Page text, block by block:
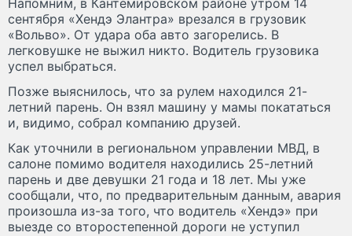
Напомним, в Кантемировском районе утром 14
сентября «Хендэ Элантра» врезался в грузовик
«Вольво». От удара оба авто загорелись. В
легковушке не выжил никто. Водитель грузовика
успел выбраться.
Позже выяснилось, что за рулем находился 21-
летний парень. Он взял машину у мамы покататься
и, видимо, собрал компанию друзей.
Как уточнили в региональном управлении МВД, в
салоне помимо водителя находились 25-летний
парень и две девушки 21 года и 18 лет. Мы уже
сообщали, что, по предварительным данным, авария
произошла из-за того, что водитель «Хендэ» при
выезде со второстепенной дороги не уступил